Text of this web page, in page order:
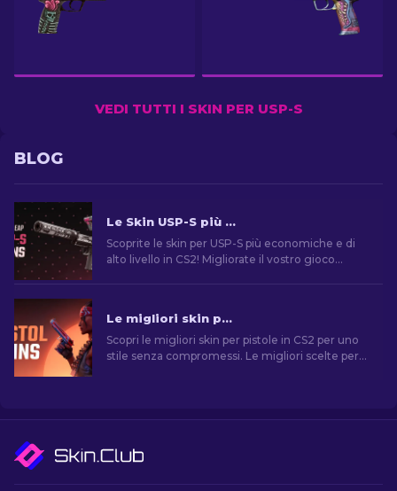
VEDI TUTTI I SKIN PER USP-S
BLOG
Le Skin USP-S più Economiche in CS2: La Classifica [2026]
Scoprite le skin per USP-S più economiche e di
alto livello in CS2! Migliorate il vostro gioco
Le migliori skin per pistola in CS2 [2026]
Scopri le migliori skin per pistole in CS2 per uno
stile senza compromessi. Le migliori scelte per